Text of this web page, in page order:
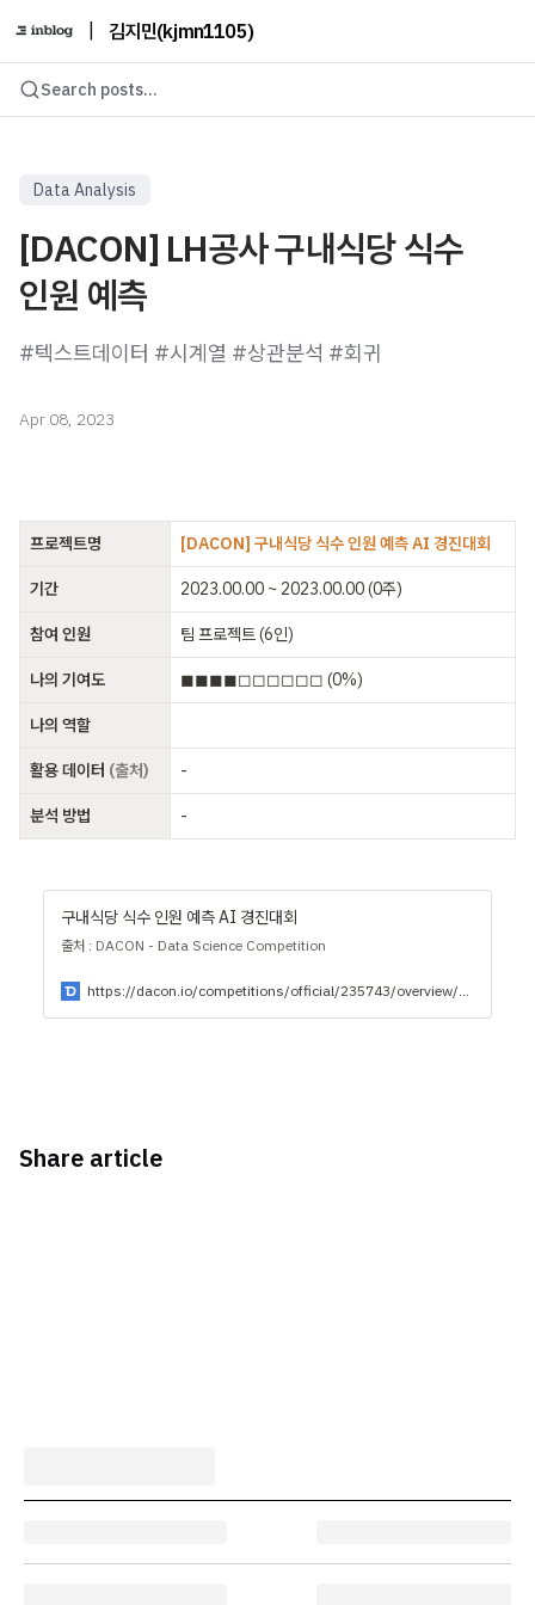
김지민(kjmn1105)
Search posts...
Data Analysis
[DACON] LH공사 구내식당 식수
인원 예측
#텍스트데이터 #시계열 #상관분석 #회귀
Apr 08, 2023
프로젝트명 [DACON] 구내식당 식수 인원 예측 AI 경진대회
기간 2023.00.00 ~ 2023.00.00 (0주)
참여 인원 팀 프로젝트 (6인)
나의 기여도 ◼︎◼︎◼︎◼︎◻︎◻︎◻︎◻︎◻︎◻︎ (0%)
나의 역할
활용 데이터 (출처) -
분석 방법 -
구내식당 식수 인원 예측 AI 경진대회
출처 : DACON - Data Science Competition
https://dacon.io/competitions/official/235743/overview/description
Share article